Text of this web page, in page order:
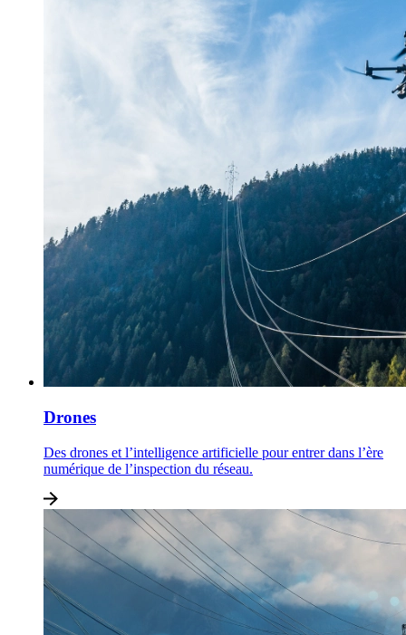
Drones
Des drones et l’intelligence artificielle pour entrer dans l’ère
numérique de l’inspection du réseau.